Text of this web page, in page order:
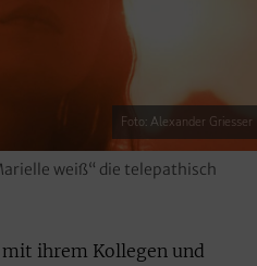
Foto: Alexander Griesser
weiß“ die telepathisch
ihrem Kollegen und